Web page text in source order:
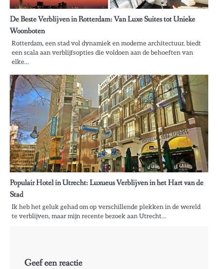
De Beste Verblijven in Rotterdam: Van Luxe Suites tot Unieke
Woonboten
Rotterdam, een stad vol dynamiek en moderne architectuur, biedt
een scala aan verblijfsopties die voldoen aan de behoeften van
elke…
Populair Hotel in Utrecht: Luxueus Verblijven in het Hart van de
Stad
Ik heb het geluk gehad om op verschillende plekken in de wereld
te verblijven, maar mijn recente bezoek aan Utrecht…
Geef een reactie